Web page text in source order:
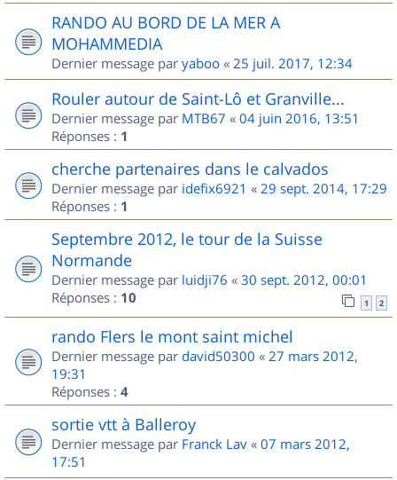
RANDO AU BORD DE LA MER A
MOHAMMEDIA
Dernier message par yaboo « 25 juil. 2017, 12:34
Rouler autour de Saint-Lô et Granville...
Dernier message par MTB67 « 04 juin 2016, 13:51
Réponses : 1
cherche partenaires dans le calvados
Dernier message par idefix6921 « 29 sept. 2014, 17:29
Réponses : 1
Septembre 2012, le tour de la Suisse
Normande
Dernier message par luidji76 « 30 sept. 2012, 00:01
Réponses : 10 1 2
rando Flers le mont saint michel
Dernier message par david50300 « 27 mars 2012,
19:31
Réponses : 4
sortie vtt à Balleroy
Dernier message par Franck Lav « 07 mars 2012,
17:51